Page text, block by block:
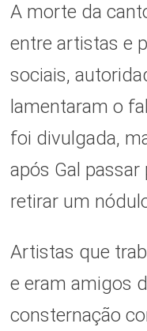
A morte da
entre artistas e
sociais,
lamentaram o
foi divulgada,
após Gal
retirar um
Artistas que
e eram amigos
consternação